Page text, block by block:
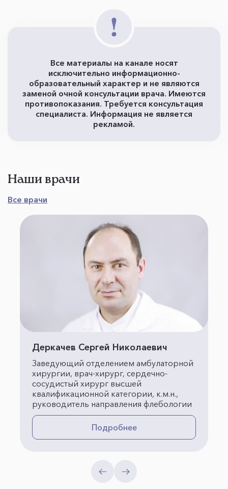
Все материалы на канале носят
исключительно информационно-
образовательный характер и не являются
заменой очной консультации врача. Имеются
противопоказания. Требуется консультация
специалиста. Информация не является
рекламой.
Наши врачи
Все врачи
Деркачев Сергей Николаевич
Заведующий отделением амбулаторной
хирургии, врач-хирург, сердечно-
сосудистый хирург высшей
квалификационной категории, к.м.н.,
руководитель направления флебологии
Подробнее